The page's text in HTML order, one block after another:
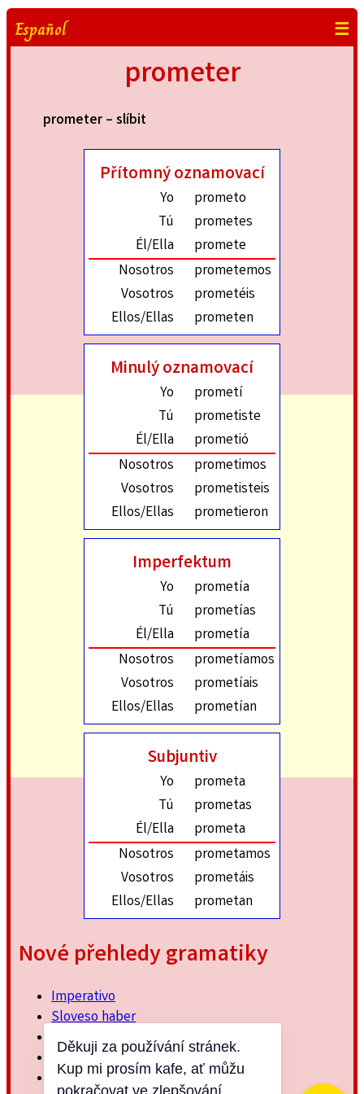
Español ☰
prometer
prometer – slíbit
Přítomný oznamovací
Yo
prometo
Tú
prometes
Él/Ella
promete
Nosotros
prometemos
Vosotros
prometéis
Ellos/Ellas
prometen
Minulý oznamovací
Yo
prometí
Tú
prometiste
Él/Ella
prometió
Nosotros
prometimos
Vosotros
prometisteis
Ellos/Ellas
prometieron
Imperfektum
Yo
prometía
Tú
prometías
Él/Ella
prometía
Nosotros
prometíamos
Vosotros
prometíais
Ellos/Ellas
prometían
Subjuntiv
Yo
prometa
Tú
prometas
Él/Ella
prometa
Nosotros
prometamos
Vosotros
prometáis
Ellos/Ellas
prometan
Nové přehledy gramatiky
Imperativo
Sloveso haber
Imperfektum
Přítomný subjuntiv
Minulý jednoduchý
Děkuji za používání stránek.
Kup mi prosím kafe, ať můžu
pokračovat ve zlepšování